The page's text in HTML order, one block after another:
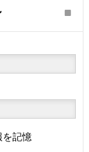
を記憶